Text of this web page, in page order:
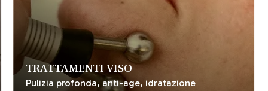
TRATTAMENTI VISO
Pulizia profonda, anti-age, idratazione